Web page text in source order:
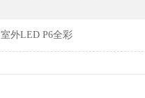
外LED P6全彩